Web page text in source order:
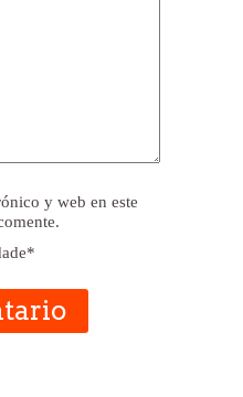
y web en este
*